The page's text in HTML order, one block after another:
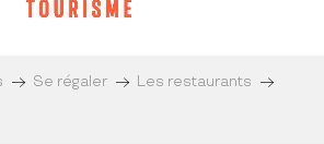
Se régaler
Les restaurants